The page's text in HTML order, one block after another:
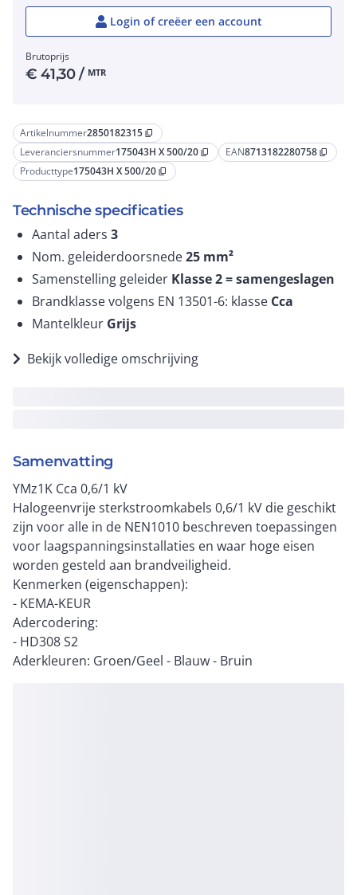
Artikelnummer2850182315 content_copy
Leveranciersnummer175043H X 500/20 content_copy EAN8713182280758 content_copy
Producttype175043H X 500/20 content_copy
Technische specificaties
Aantal aders 3
Nom. geleiderdoorsnede25 mm²
Samenstelling geleider Klasse 2 = samengeslagen
Brandklasse volgens EN 13501-6: klasse Cca
Mantelkleur Grijs
Bekijk volledige omschrijving
Samenvatting
YMz1K Cca 0,6/1 kV
Halogeenvrije sterkstroomkabels 0,6/1 kV die geschikt
zijn voor alle in de NEN1010 beschreven toepassingen
voor laagspanningsinstallaties en waar hoge eisen
worden gesteld aan brandveiligheid.
Kenmerken (eigenschappen):
- KEMA-KEUR
Adercodering:
- HD308 S2
Aderkleuren: Groen/Geel - Blauw - Bruin
Login of creëer een account
Brutoprijs
€41,30/ MTR